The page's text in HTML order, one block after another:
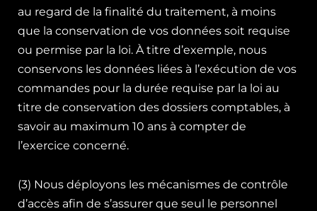
au regard de la finalité du traitement, à moins
que la conservation de vos données soit requise
ou permise par la loi. À titre d’exemple, nous
conservons les données liées à l’exécution de vos
commandes pour la durée requise par la loi au
titre de conservation des dossiers comptables, à
savoir au maximum 10 ans à compter de
l’exercice concerné.
(3) Nous déployons les mécanismes de contrôle
d’accès afin de s’assurer que seul le personnel